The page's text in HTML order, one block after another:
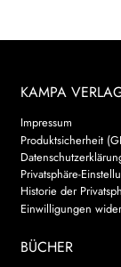
KAMPA
Impressum
Produktsicherheit
Privatsphäre-
Historie der
Einwilligungen
BÜCHER